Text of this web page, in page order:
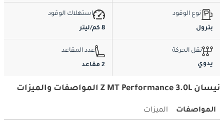
نوع الوقود
بترول
استهلاك الوقود
8 كم/ليتر
نقل الحركة
يدوي
عدد المقاعد
2 مقاعد
نيسان Z MT Performance 3.0L المواصفات والميزات
المواصفات الميزات